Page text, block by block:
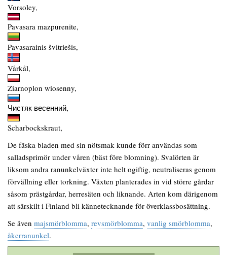
Vorsoley,
Pavasara mazpurenite,
Pavasarainis švitriešis,
Vårkål,
Ziarnoplon wiosenny,
Чистяк весенний,
Scharbockskraut,
De fäska bladen med sin nötsmak kunde förr användas som
salladsprimör under våren (bäst före blomning). Svalörten är
liksom andra ranunkelväxter inte helt ogiftig, neutraliseras genom
förvällning eller torkning. Växten planterades in vid större gårdar
såsom prästgårdar, herresäten och liknande. Arten kom därigenom
att särskilt i Finland bli kännetecknande för överklassbosättning.
Se även majsmörblomma, revsmörblomma, vanlig smörblomma,
åkerranunkel.